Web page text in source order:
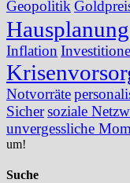
Geopolitik
Inflation
Notvorräte
Sichersoziale
unvergessliche
um!
Suche